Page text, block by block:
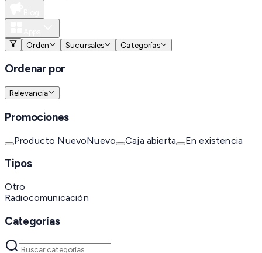
Orden
Sucursales Categorías
Ordenar por
Relevancia
Promociones
Producto NuevoNuevo Caja abierta En existencia
Tipos
Otro
Radiocomunicación
Categorías